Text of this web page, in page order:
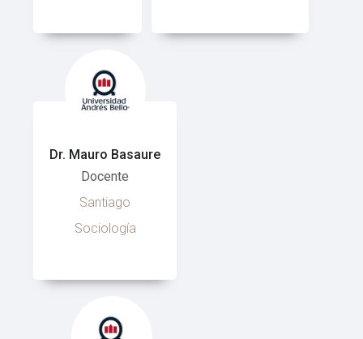
Dr. Mauro Basaure
Docente
Santiago
Sociología